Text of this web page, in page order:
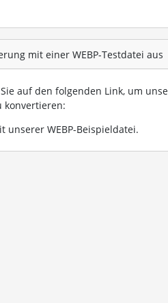
mit einer WEBP-Testdatei aus
auf den folgenden Link, um
konvertieren:
unserer WEBP-Beispieldatei.